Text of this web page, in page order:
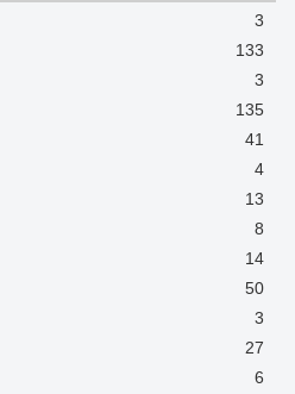
3
133
3
135
41
4
13
8
14
50
3
27
6